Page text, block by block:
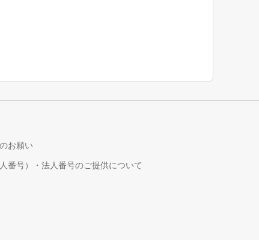
お願い
番号）・法人番号のご提供について